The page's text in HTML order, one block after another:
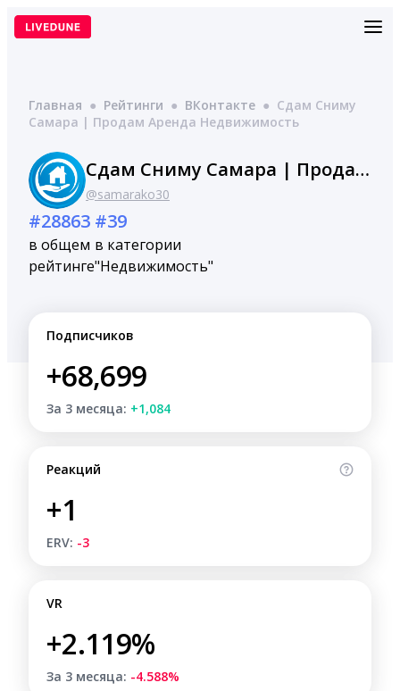
Перейти
Главная ● Рейтинги ● ВКонтакте ● Сдам Сниму
Самара | Продам Аренда Недвижимость
Сдам Сниму Самара | Продам Аренда Недвижимость
@samarako30
#28863
в общем
рейтинге
#39
в категории
"Недвижимость"
Подписчиков
+68,699
За 3 месяца: +1,084
Реакций
+1
ERV: -3
VR
+2.119%
За 3 месяца: -4.588%